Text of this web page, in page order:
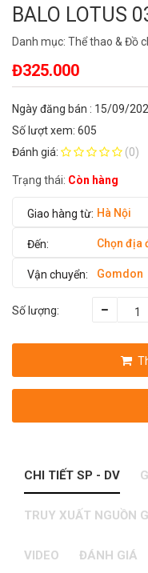
BALO LOTUS
Danh mục: Thể thao & Đồ
Đ325.000
Ngày đăng bán : 15/09/
Số lượt xem: 605
Đánh giá:
(0)
Trạng thái: Còn hàng
Hà Nội
Chọn địa
Gomdon
Số lượng:
CHI TIẾT SP - DV
TRUY XUẤT NGUỒN
VIDEO ĐÁNH GIÁ